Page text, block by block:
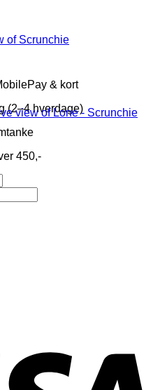
& kort
(2–4 hverdage)
450,-